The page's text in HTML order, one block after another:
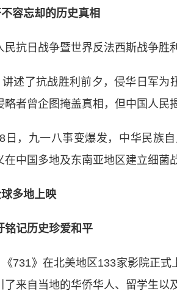
不容忘却的历史真相
日战争暨世界反法西斯战争胜利
了抗战胜利前夕，侵华日军为
者曾企图掩盖真相，但中国人民
九一八事变爆发，中华民族自
在中国多地及东南亚地区建立
多地上映
记历史珍爱和平
》在北美地区133家影院正式
来自当地的华侨华人、留学生以